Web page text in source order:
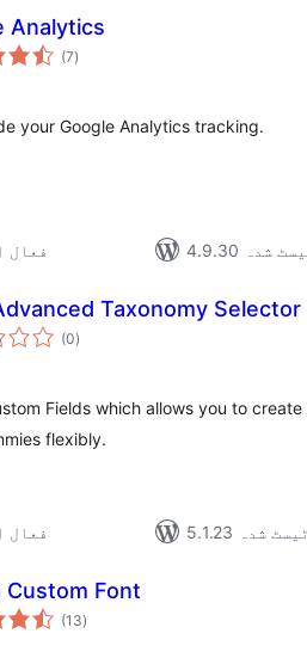
Analytics
(7مجموعی
درجہ
)
your Google Analytics tracking.
1,000+
ٹیسٹ شدہ
Taxonomy Selector
(0مجموعی
درجہ
)
Fields which allows you to
flexibly.
1,000+
ٹیسٹ شدہ
Custom Font
(13مجموعی
درجہ
)